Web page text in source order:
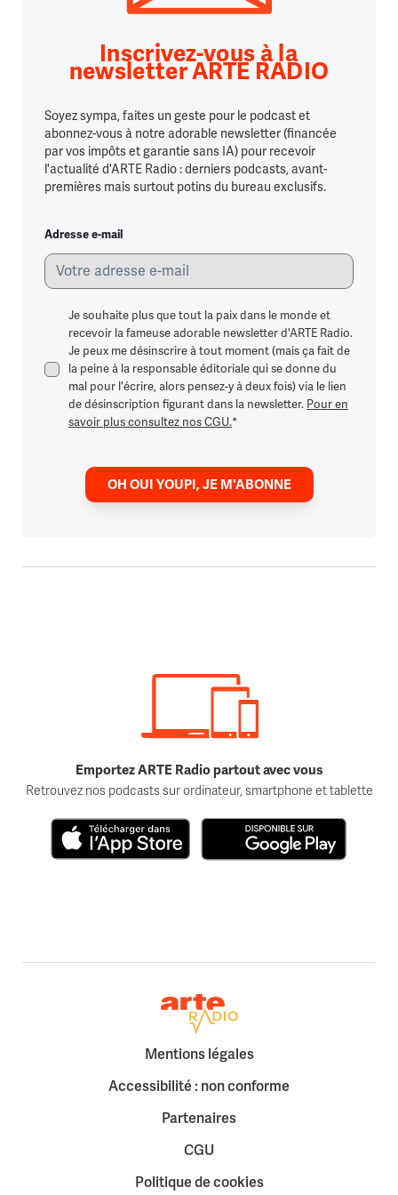
Inscrivez-vous à la
newsletter ARTE RADIO
Soyez sympa, faites un geste pour le podcast et
abonnez-vous à notre adorable newsletter (financée
par vos impôts et garantie sans IA) pour recevoir
l'actualité d'ARTE Radio : derniers podcasts, avant-
premières mais surtout potins du bureau exclusifs.
Adresse e-mail
Je souhaite plus que tout la paix dans le monde et
recevoir la fameuse adorable newsletter d'ARTE Radio.
Je peux me désinscrire à tout moment (mais ça fait de
la peine à la responsable éditoriale qui se donne du
mal pour l'écrire, alors pensez-y à deux fois) via le lien
de désinscription figurant dans la newsletter. Pour en
savoir plus consultez nos CGU.*
OH OUI YOUPI, JE M'ABONNE
Emportez ARTE Radio partout avec vous
Retrouvez nos podcasts sur ordinateur, smartphone et tablette
Retour à la page d'accueil
Mentions légales
Accessibilité : non conforme
Partenaires
CGU
Politique de cookies